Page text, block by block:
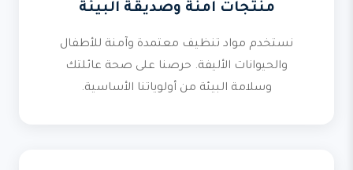
منتجات آمنة وصديقة البيئة
نستخدم مواد تنظيف معتمدة وآمنة للأطفال
والحيوانات الأليفة. حرصنا على صحة عائلتك
وسلامة البيئة من أولوياتنا الأساسية.